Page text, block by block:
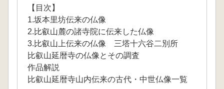
【目次】
1.坂本里坊伝来の仏像
2.比叡山麓の諸寺院に伝来した仏像
3.比叡山上伝来の仏像 三塔十六谷二別所
比叡山延暦寺の仏像とその調査
作品解説
比叡山延暦寺山内伝来の古代・中世仏像一覧